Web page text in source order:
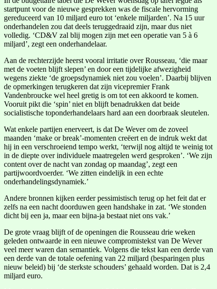
startpunt voor de nieuwe gesprekken was de fiscale hervorming
gereduceerd van 10 miljard euro tot ‘enkele miljarden’. Na 15 uur
onderhandelen zou dat deels teruggedraaid zijn, maar dus niet
volledig. ‘CD&V zal blij mogen zijn met een operatie van 5 à 6
miljard’, zegt een onderhandelaar.
Aan de rechterzijde heerst vooral irritatie over Rousseau, ‘die maar
met de voeten blijft slepen’ en door een tijdelijke afwezigheid
wegens ziekte ‘de groepsdynamiek niet zou voelen’. Daarbij blijven
de opmerkingen terugkeren dat zijn vicepremier Frank
Vandenbroucke wel heel gretig is om tot een akkoord te komen.
Vooruit pikt die ‘spin’ niet en blijft benadrukken dat beide
socialistische toponderhandelaars hard aan een doorbraak sleutelen.
Wat enkele partijen enerveert, is dat De Wever om de zoveel
maanden ‘make or break’-momenten creëert en de indruk wekt dat
hij in een verschroeiend tempo werkt, ‘terwijl nog altijd te weinig tot
in de diepte over individuele maatregelen werd gesproken’. ‘We zijn
content over de nacht van zondag op maandag’, zegt een
partijwoordvoerder. ‘We zitten eindelijk in een echte
onderhandelingsdynamiek.’
Andere bronnen kijken eerder pessimistisch terug op het feit dat er
zelfs na een nacht doorduwen geen handshake in zat. ‘We stonden
dicht bij een ja, maar een bijna-ja bestaat niet ons vak.’
De grote vraag blijft of de openingen die Rousseau drie weken
geleden ontwaarde in een nieuwe compromistekst van De Wever
veel meer waren dan semantiek. Volgens die tekst kan een derde van
een derde van de totale oefening van 22 miljard (besparingen plus
nieuw beleid) bij ‘de sterkste schouders’ gehaald worden. Dat is 2,4
miljard euro.